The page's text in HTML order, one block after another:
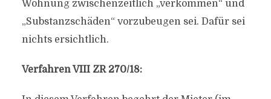
Wohnung zwischenzeitlich „verkommen“ und
„Substanzschäden“ vorzubeugen sei. Dafür sei
nichts ersichtlich.
Verfahren VIII ZR 270/18: